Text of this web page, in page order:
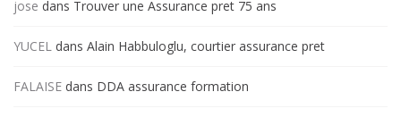
jose dans Trouver une Assurance pret 75 ans
YUCEL dans Alain Habbuloglu, courtier assurance pret
FALAISE dans DDA assurance formation